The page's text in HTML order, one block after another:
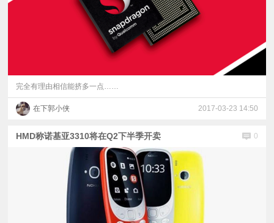
完全有理由相信能挤多一点……
在下郭小侠 2017-03-23 14:50
HMD称诺基亚3310将在Q2下半季开卖 0